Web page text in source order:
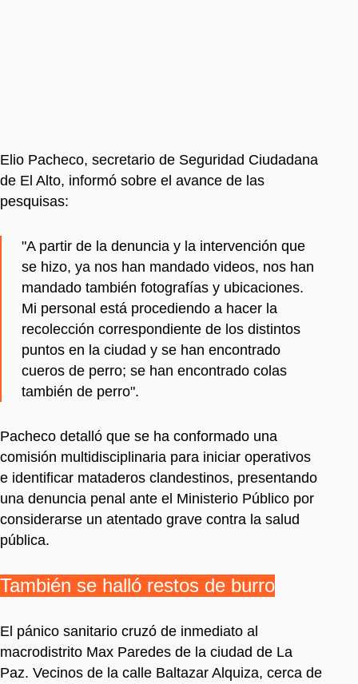
Elio Pacheco, secretario de Seguridad Ciudadana
de El Alto, informó sobre el avance de las
pesquisas:
"A partir de la denuncia y la intervención que
se hizo, ya nos han mandado videos, nos han
mandado también fotografías y ubicaciones.
Mi personal está procediendo a hacer la
recolección correspondiente de los distintos
puntos en la ciudad y se han encontrado
cueros de perro; se han encontrado colas
también de perro".
Pacheco detalló que se ha conformado una
comisión multidisciplinaria para iniciar operativos
e identificar mataderos clandestinos, presentando
una denuncia penal ante el Ministerio Público por
considerarse un atentado grave contra la salud
pública.
También se halló restos de burro
El pánico sanitario cruzó de inmediato al
macrodistrito Max Paredes de la ciudad de La
Paz. Vecinos de la calle Baltazar Alquiza, cerca de